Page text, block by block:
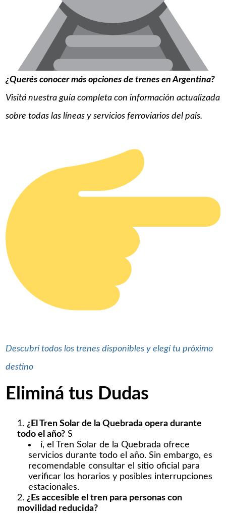
¿Querés conocer más opciones de trenes en Argentina?
Visitá nuestra guía completa con información actualizada
sobre todas las líneas y servicios ferroviarios del país.
Descubrí todos los trenes disponibles y elegí tu próximo
destino
Eliminá tus Dudas
¿El Tren Solar de la Quebrada opera durante
todo el año?S
í, el Tren Solar de la Quebrada ofrece
servicios durante todo el año. Sin embargo, es
recomendable consultar el sitio oficial para
verificar los horarios y posibles interrupciones
estacionales.
¿Es accesible el tren para personas con
movilidad reducida?